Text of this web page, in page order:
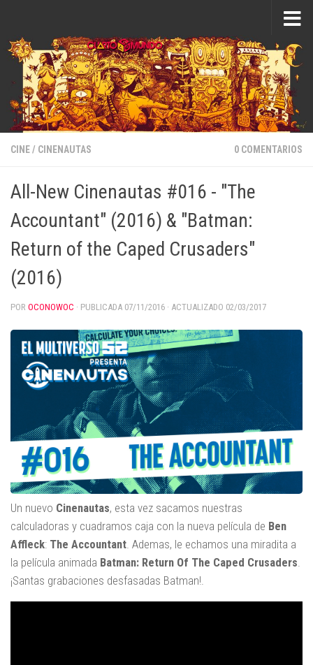
CINE/ CINENAUTAS 0 COMENTARIOS
All-New Cinenautas #016 - "The
Accountant" (2016) & "Batman:
Return of the Caped Crusaders"
(2016)
POR OCONOWOC · PUBLICADA 07/11/2016 · ACTUALIZADO 02/03/2017
Un nuevo Cinenautas, esta vez sacamos nuestras
calculadoras y cuadramos caja con la nueva película de Ben
Affleck: The Accountant. Ademas, le echamos una miradita a
la película animada Batman: Return Of The Caped Crusaders.
¡Santas grabaciones desfasadas Batman!.